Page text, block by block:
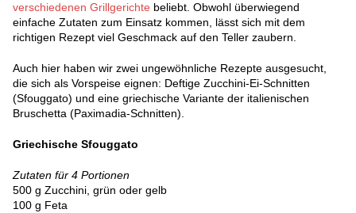
verschiedenen Grillgerichte beliebt. Obwohl überwiegend
einfache Zutaten zum Einsatz kommen, lässt sich mit dem
richtigen Rezept viel Geschmack auf den Teller zaubern.
Auch hier haben wir zwei ungewöhnliche Rezepte ausgesucht,
die sich als Vorspeise eignen: Deftige Zucchini-Ei-Schnitten
(Sfouggato) und eine griechische Variante der italienischen
Bruschetta (Paximadia-Schnitten).
Griechische Sfouggato
Zutaten für 4 Portionen
500 g Zucchini, grün oder gelb
100 g Feta